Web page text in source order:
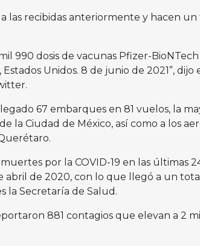
a las recibidas anteriormente y hacen
990 dosis de vacunas Pfizer-
Unidos. 8 de junio de 2021”, dijo
67 embarques en 81 vuelos, la
la Ciudad de México, así como a los
por la COVID-19 en las últimas
abril de 2020, con lo que llegó a un
la Secretaría de Salud.
881 contagios que elevan a 2